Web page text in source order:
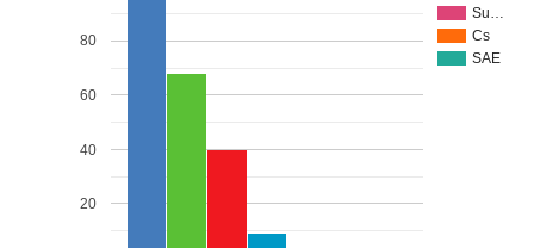
Su…
Cs
SAE
20
40
60
80